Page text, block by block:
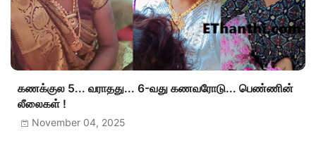
கணக்குல 5... வராதது... 6-வது கணவரோடு... பெண்ணின்
லீலைகள் !
November 04, 2025